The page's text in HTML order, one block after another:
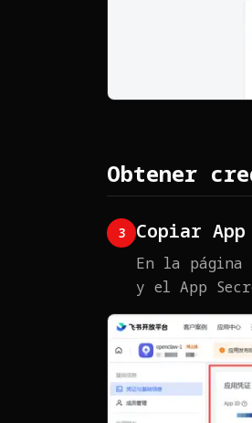
Obtener
3 Copiar
En la
y el App